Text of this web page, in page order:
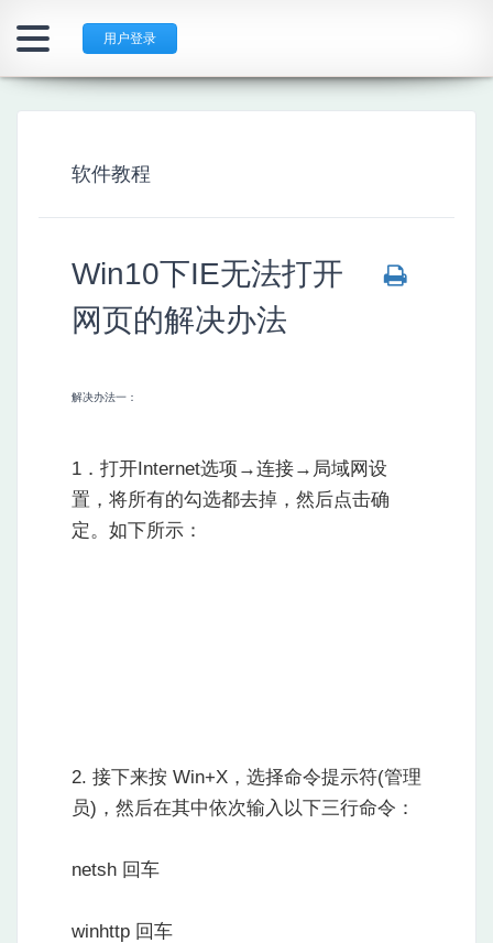
用户登录
软件教程
Win10下IE无法打开
网页的解决办法
解决办法一：
1．打开Internet选项→连接→局域网设
置，将所有的勾选都去掉，然后点击确
定。如下所示：
2. 接下来按 Win+X，选择命令提示符(管理
员)，然后在其中依次输入以下三行命令：
netsh 回车
winhttp 回车